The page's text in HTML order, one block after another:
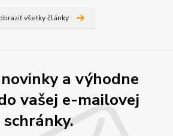
všetky články
a výhodne
vašej e-mailovej
schránky.